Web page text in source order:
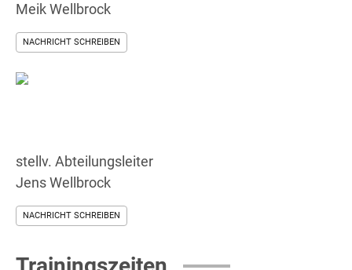
Meik Wellbrock
NACHRICHT SCHREIBEN
stellv. Abteilungsleiter
Jens Wellbrock
NACHRICHT SCHREIBEN